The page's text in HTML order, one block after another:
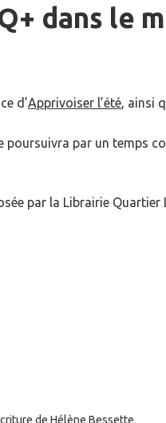
dans le
d’Apprivoiser l’été, ainsi
poursuivra par un temps
par la Librairie Quartier
de Hélène Bessette